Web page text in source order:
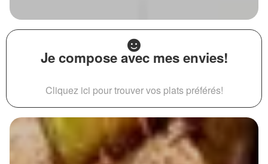
Je compose avec mes envies!
Cliquez ici pour trouver vos plats préférés!